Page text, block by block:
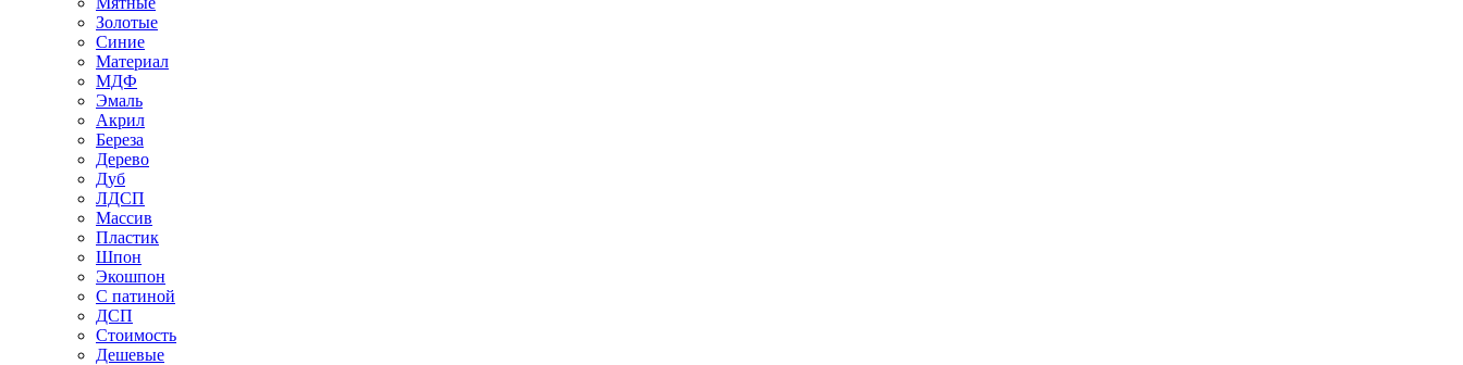
Золотые
Синие
Материал
МДФ
Эмаль
Акрил
Береза
Дерево
Дуб
ЛДСП
Массив
Пластик
Шпон
Экошпон
С патиной
ДСП
Стоимость
Дешевые